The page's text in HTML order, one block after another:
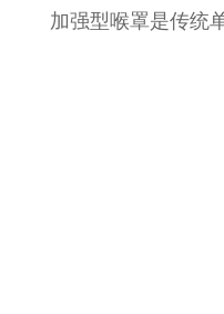
加强型喉罩是传统